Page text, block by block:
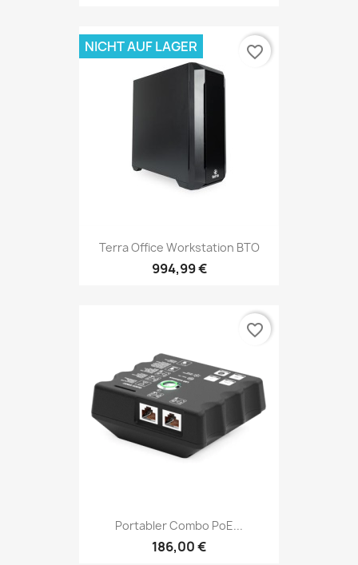
Terra Office Workstation BTO
994,99 €
NICHT AUF LAGER favorite_border
Portabler Combo PoE...
186,00 €
favorite_border